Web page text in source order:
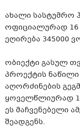
ახალი სასტუმრო
ოფიციალურად 16
ეღირება 345000
ობიექტი გასულ
პროექტის
აღორძინების
ყოველწლიურად
ეს მაჩვენებელი
შეადგენს.